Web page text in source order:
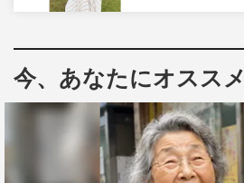
＃ババババンビ 水湊みお
今、あなたにオススメ